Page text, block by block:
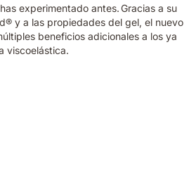
experimentado antes. Gracias a su
y a las propiedades del gel, el nuevo
beneficios adicionales a los ya
viscoelástica.